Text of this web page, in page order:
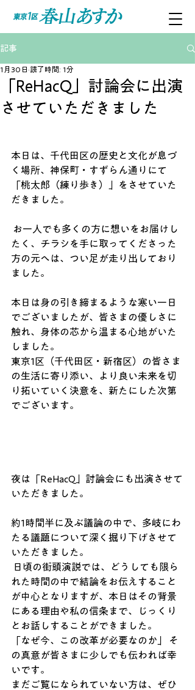
記事
「ReHacQ」討論会に出演
させていただきました
1月30日 読了時間: 1分
本日は、千代田区の歴史と文化が息づ
く場所、神保町・すずらん通りにて
「桃太郎（練り歩き）」をさせていた
だきました。
たく、チラシを手に取ってくださった
方の元へは、つい足が走り出しており
ました。
本日は身の引き締まるような寒い一日
でございましたが、皆さまの優しさに
触れ、身体の芯から温まる心地がいた
しました。
東京1区（千代田区・新宿区）の皆さま
の生活に寄り添い、より良い未来を切
り拓いていく決意を、新たにした次第
でございます。
夜は「ReHacQ」討論会にも出演させて
いただきました。
約1時間半に及ぶ議論の中で、多岐にわ
たる議題について深く掘り下げさせて
いただきました。
れた時間の中で結論をお伝えすること
が中心となりますが、本日はその背景
にある理由や私の信条まで、じっくり
とお話しすることができました。
「なぜ今、この改革が必要なのか」 そ
の真意が皆さまに少しでも伝われば幸
いです。
まだご覧になられていない方は、ぜひ